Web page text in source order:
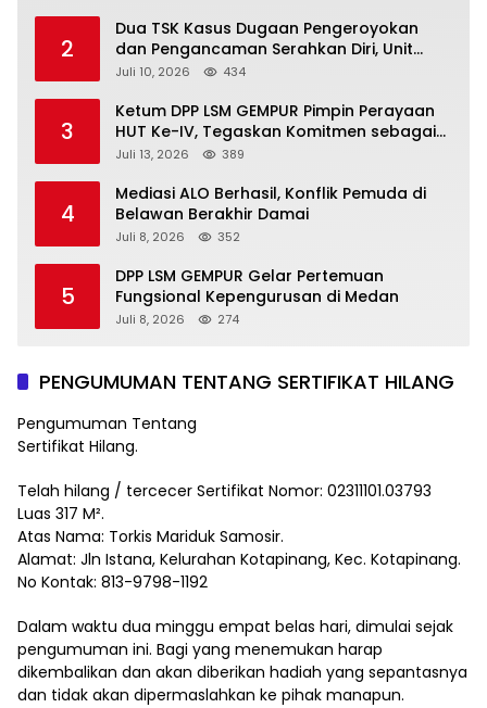
2
Dua TSK Kasus Dugaan Pengeroyokan
dan Pengancaman Serahkan Diri, Unit
Reskrim Polsek Lolowau Tuntaskan
Juli 10, 2026 434
3
Ketum DPP LSM GEMPUR Pimpin Perayaan
HUT Ke-IV, Tegaskan Komitmen sebagai
Mitra Pemerintah dan Corong Aspirasi
Juli 13, 2026 389
4
Mediasi ALO Berhasil, Konflik Pemuda di
Belawan Berakhir Damai
Juli 8, 2026 352
5
DPP LSM GEMPUR Gelar Pertemuan
Fungsional Kepengurusan di Medan
Juli 8, 2026 274
PENGUMUMAN TENTANG SERTIFIKAT HILANG
Pengumuman Tentang
Sertifikat Hilang.
Telah hilang / tercecer Sertifikat Nomor: 02311101.03793
Luas 317 M².
Atas Nama: Torkis Mariduk Samosir.
Alamat: Jln Istana, Kelurahan Kotapinang, Kec. Kotapinang.
No Kontak: 813-9798-1192
Dalam waktu dua minggu empat belas hari, dimulai sejak
pengumuman ini. Bagi yang menemukan harap
dikembalikan dan akan diberikan hadiah yang sepantasnya
dan tidak akan dipermaslahkan ke pihak manapun.